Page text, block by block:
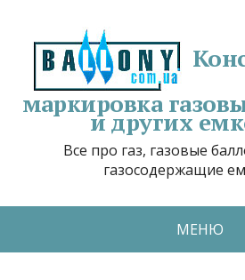
маркировка
и других
Все про газ, газовые
газосодержащие
МЕНЮ